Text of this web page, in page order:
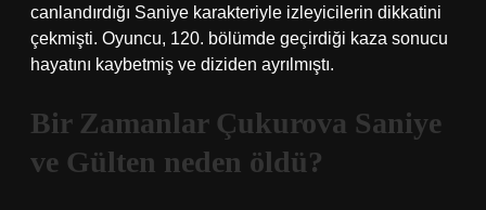
canlandırdığı Saniye karakteriyle izleyicilerin dikkatini
çekmişti. Oyuncu, 120. bölümde geçirdiği kaza sonucu
hayatını kaybetmiş ve diziden ayrılmıştı.
Bir Zamanlar Çukurova Saniye
ve Gülten neden öldü?